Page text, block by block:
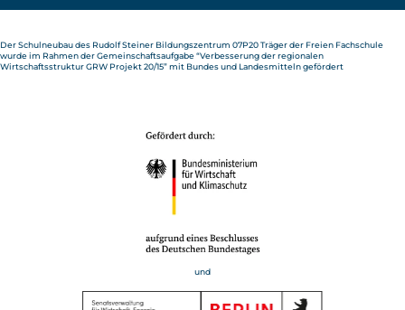
Der Schulneubau des Rudolf Steiner Bildungszentrum 07P20 Träger der Freien Fachschule
wurde im Rahmen der Gemeinschaftsaufgabe “Verbesserung der regionalen
Wirtschaftsstruktur GRW Projekt 20/15” mit Bundes und Landesmitteln gefördert
und